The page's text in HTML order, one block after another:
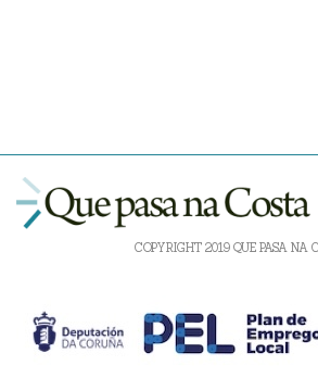
COPYRIGHT 2019 QUE PASA NA